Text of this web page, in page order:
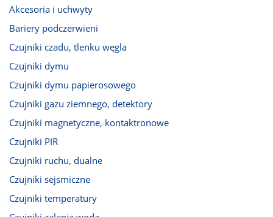
Akcesoria i uchwyty
Bariery podczerwieni
Czujniki czadu, tlenku węgla
Czujniki dymu
Czujniki dymu papierosowego
Czujniki gazu ziemnego, detektory
Czujniki magnetyczne, kontaktronowe
Czujniki PIR
Czujniki ruchu, dualne
Czujniki sejsmiczne
Czujniki temperatury